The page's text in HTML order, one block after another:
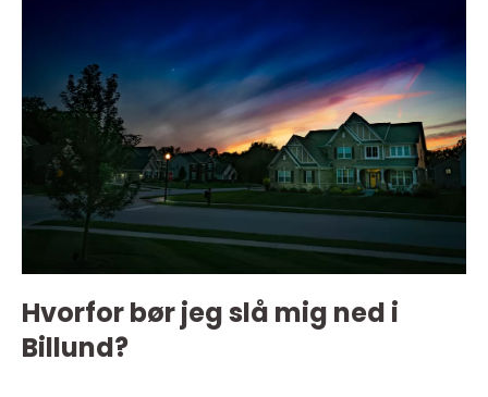
Hvorfor bør jeg slå mig ned i
Billund?